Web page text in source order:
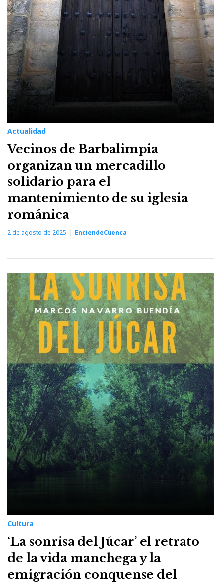
Actualidad
Vecinos de Barbalimpia
organizan un mercadillo
solidario para el
mantenimiento de su iglesia
románica
2 de agosto de 2025 EnciendeCuenca
Cultura
‘La sonrisa del Júcar’ el retrato
de la vida manchega y la
emigración conquense del